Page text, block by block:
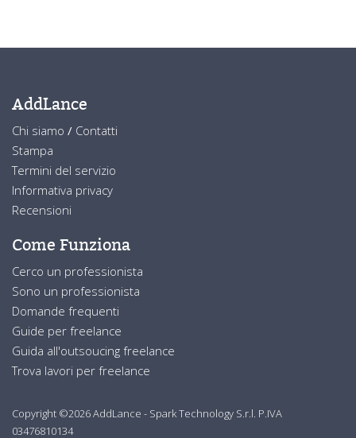
AddLance
Chi siamo / Contatti
Stampa
Termini del servizio
Informativa privacy
Recensioni
Come Funziona
Cerco un professionista
Sono un professionista
Domande frequenti
Guide per freelance
Guida all'outsoucing freelance
Trova lavori per freelance
Copyright ©2026 AddLance - Spark Technology S.r.l. P.IVA
03476810134